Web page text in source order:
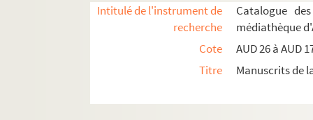
Intitulé de l'instrument de
recherche
Catalogue
médiathèque
Cote
AUD 26 à AUD
Titre
Manuscrits de